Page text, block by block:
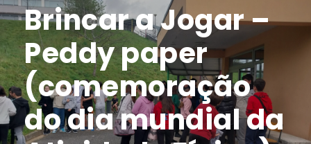
Brincar a Jogar –
Peddy paper
(comemoração
do dia mundial da